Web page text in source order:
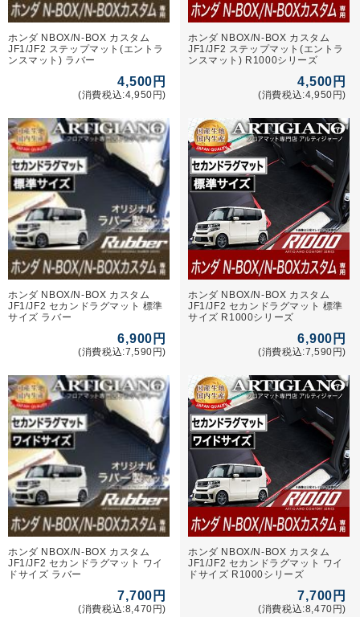
ホンダ NBOX/N-BOX カスタム
JF1/JF2 ステップマット(エントラ
ンスマット) ラバー
4,500円
(消費税込:4,950円)
ホンダ NBOX/N-BOX カスタム
JF1/JF2 ステップマット(エントラ
ンスマット) R1000シリーズ
4,500円
(消費税込:4,950円)
ホンダ NBOX/N-BOX カスタム
JF1/JF2 セカンドラグマット 標準
サイズ ラバー
6,900円
(消費税込:7,590円)
ホンダ NBOX/N-BOX カスタム
JF1/JF2 セカンドラグマット 標準
サイズ R1000シリーズ
6,900円
(消費税込:7,590円)
ホンダ NBOX/N-BOX カスタム
JF1/JF2 セカンドラグマット ワイ
ドサイズ ラバー
7,700円
(消費税込:8,470円)
ホンダ NBOX/N-BOX カスタム
JF1/JF2 セカンドラグマット ワイ
ドサイズ R1000シリーズ
7,700円
(消費税込:8,470円)